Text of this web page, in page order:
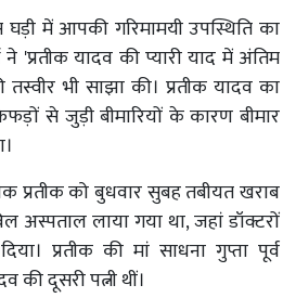
में आपकी गरिमामयी उपस्थिति का
ने 'प्रतीक यादव की प्यारी याद में अंतिम
तस्वीर भी साझा की। प्रतीक यादव का
से जुड़ी बीमारियों के कारण बीमार
प्रतीक को बुधवार सुबह तबीयत खराब
अस्पताल लाया गया था, जहां डॉक्टरों
प्रतीक की मां साधना गुप्ता पूर्व
की दूसरी पत्नी थीं।